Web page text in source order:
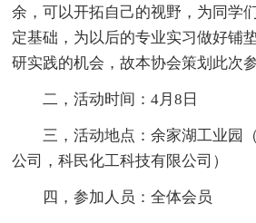
余，可以开拓自己的视野，为同学
定基础，为以后的专业实习做好铺
研实践的机会，故本协会策划此次
二，活动时间：4月8日
三，活动地点：余家湖工业园
公司，科民化工科技有限公司）
四，参加人员：全体会员